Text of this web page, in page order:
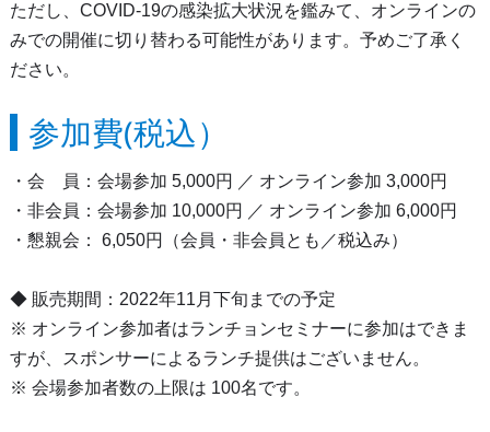
ただし、COVID-19の感染拡大状況を鑑みて、オンラインの
みでの開催に切り替わる可能性があります。予めご了承く
ださい。
参加費(税込）
・会 員：会場参加 5,000円 ／ オンライン参加 3,000円
・非会員：会場参加 10,000円 ／ オンライン参加 6,000円
・懇親会： 6,050円（会員・非会員とも／税込み）
◆ 販売期間：2022年11月下旬までの予定
※ オンライン参加者はランチョンセミナーに参加はできま
すが、スポンサーによるランチ提供はございません。
※ 会場参加者数の上限は 100名です。